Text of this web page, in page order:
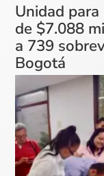
Unidad
de $7.088
a 739
Bogotá